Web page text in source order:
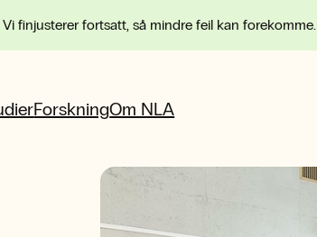
finjusterer fortsatt, så mindre feil kan forekomme.
ForskningOm NLA